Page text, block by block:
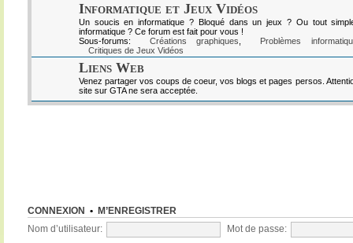
Informatique et Jeux Vidéos
Un soucis en informatique ? Bloqué dans un jeux ? Ou tout
informatique ? Ce forum est fait pour vous !
Sous-forums:
Créations graphiques
Problèmes
Critiques de Jeux Vidéos
Liens Web
Venez partager vos coups de coeur, vos blogs et pages persos.
site sur GTA ne sera acceptée.
CONNEXION • M’ENREGISTRER
Nom d’utilisateur: Mot de passe: